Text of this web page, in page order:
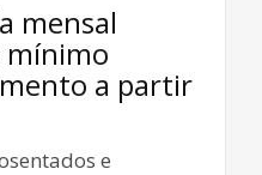
mensal
mínimo
a partir
e